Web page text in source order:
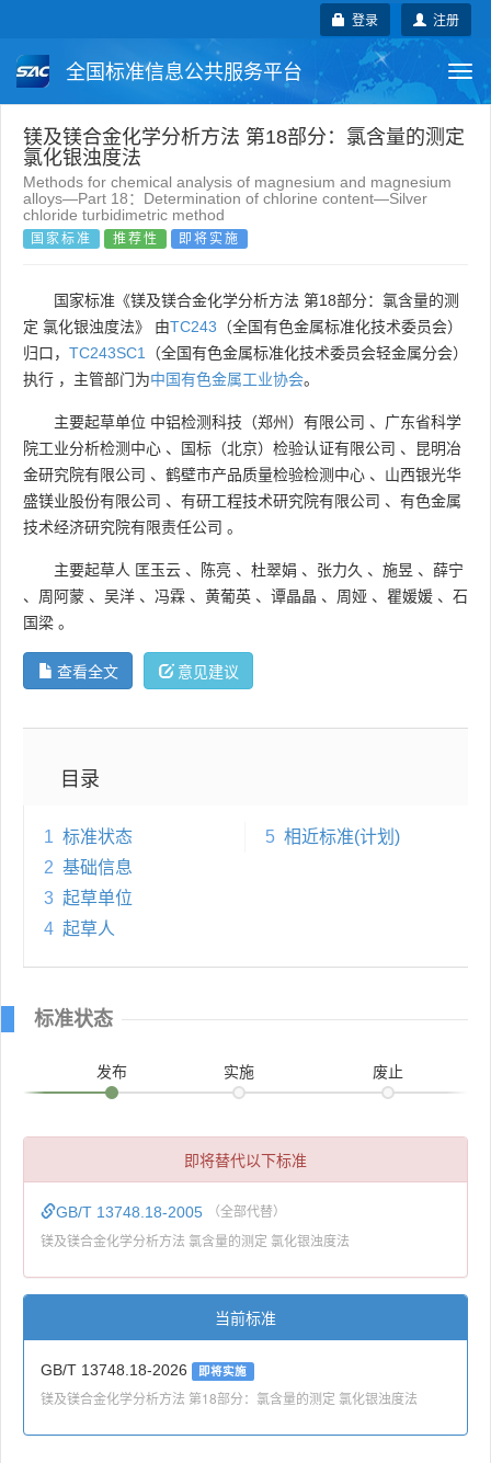
注册
登录
全国标准信息公共服务平台
国家标准 行业标准 地方标准
团体标准 企业标准 国际标准
国外标准 技术委员会
镁及镁合金化学分析方法 第18部分：氯含量的测定
氯化银浊度法
Methods for chemical analysis of magnesium and magnesium
alloys—Part 18：Determination of chlorine content—Silver
chloride turbidimetric method
国家标准 推荐性 即将实施
国家标准《镁及镁合金化学分析方法 第18部分：氯含量的测
定 氯化银浊度法》 由TC243 （全国有色金属标准化技术委员会）
归口， TC243SC1
（全国有色金属标准化技术委员会轻金属分会）
执行 ，主管部门为中国有色金属工业协会。
主要起草单位 中铝检测科技（郑州）有限公司 、 广东省科学
院工业分析检测中心 、 国标（北京）检验认证有限公司 、
昆明冶
金研究院有限公司 、 鹤壁市产品质量检验检测中心 、 山西银光华
盛镁业股份有限公司 、 有研工程技术研究院有限公司 、 有色金属
技术经济研究院有限责任公司 。
主要起草人 匡玉云 、 陈亮 、 杜翠娟 、 张力久 、 施昱 、 薛宁
、 周阿蒙 、 吴洋 、 冯霖 、 黄葡英 、 谭晶晶 、 周娅 、 瞿媛媛 、 石
国梁 。
查看全文 意见建议
目录
1 标准状态
2 基础信息
3 起草单位
4 起草人
5 相近标准(计划)
标准状态
发布 实施 废止
即将替代以下标准
GB/T 13748.18-2005 （全部代替）
镁及镁合金化学分析方法 氯含量的测定 氯化银浊度法
当前标准
GB/T 13748.18-2026 即将实施
镁及镁合金化学分析方法 第18部分：氯含量的测定 氯化银浊度法